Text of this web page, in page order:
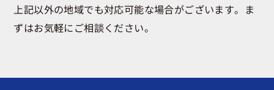
上記以外の地域でも対応可能な場合がございます。ま
ずはお気軽にご相談ください。